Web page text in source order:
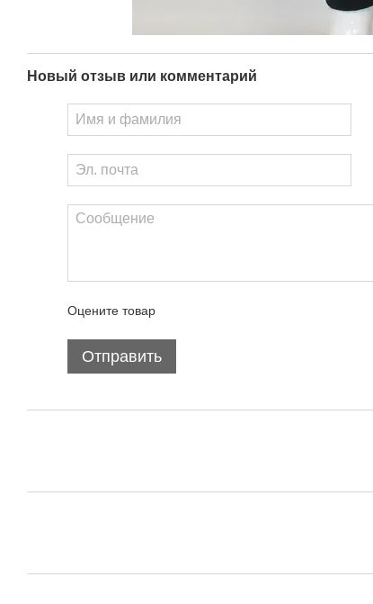
Новый отзыв или комментарий
Оцените товар
Отправить